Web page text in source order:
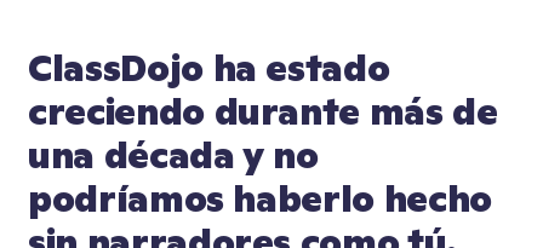
ClassDojo ha estado
creciendo durante más de
una década y no
podríamos haberlo hecho